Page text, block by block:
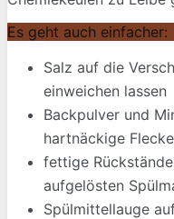
Es geht auch einfacher:
Salz auf die
einweichen lassen
Backpulver und
hartnäckige
fettige
aufgelösten
Spülmittellauge